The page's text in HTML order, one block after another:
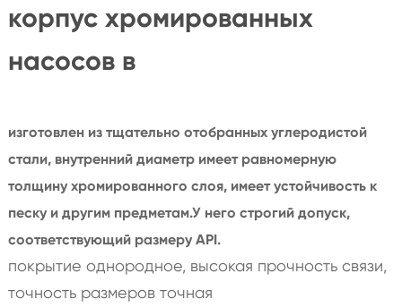
корпус хромированных
насосов в
изготовлен из тщательно отобранных углеродистой
стали, внутренний диаметр имеет равномерную
толщину хромированного слоя, имеет устойчивость к
песку и другим предметам.У него строгий допуск,
соответствующий размеру API.
покрытие однородное, высокая прочность связи,
точность размеров точная